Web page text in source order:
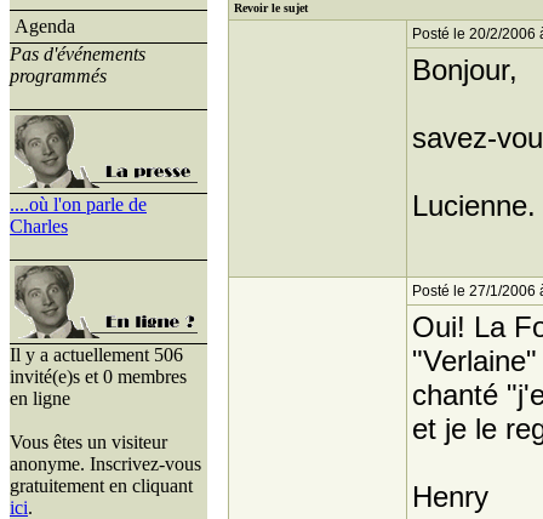
Agenda
Pas d'événements
programmés
....où l'on parle de
Charles
Il y a actuellement 506
invité(e)s et 0 membres
en ligne
Vous êtes un visiteur
anonyme. Inscrivez-vous
gratuitement en cliquant
ici.
Revoir le sujet
Posté le 20/2/2006
Bonjour,
savez-
Lucienne.
Posté le 27/1/2006
Oui! La
chanté
et je le
Henry